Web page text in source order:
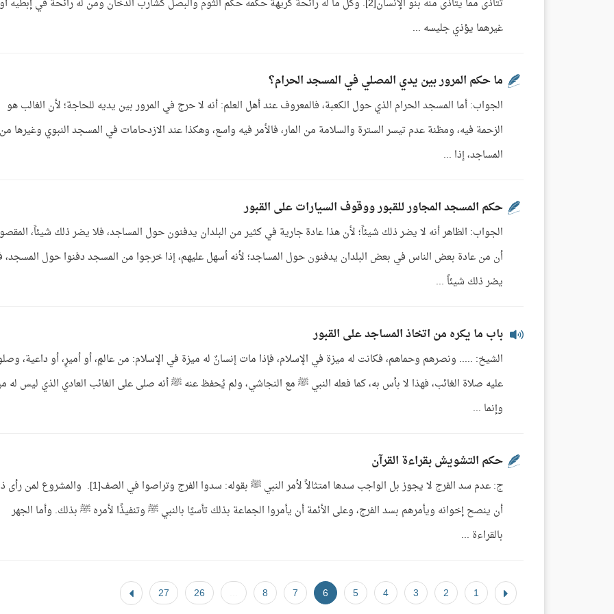
تتأذى مما يتأذى منه بنو الإنسان[2]. وكل ما له رائحة كريهة حكمه حكم الثوم والبصل كشارب الدخان ومن له رائحة في إبطيه أو
غيرهما يؤذي جليسه ...
ما حكم المرور بين يدي المصلي في المسجد الحرام؟
الجواب: أما المسجد الحرام الذي حول الكعبة، فالمعروف عند أهل العلم: أنه لا حرج في المرور بين يديه للحاجة؛ لأن الغالب هو
الزحمة فيه، ومظنة عدم تيسر السترة والسلامة من المار، فالأمر فيه واسع، وهكذا عند الازدحامات في المسجد النبوي وغيرها من
المساجد، إذا ...
حكم المسجد المجاور للقبور ووقوف السيارات على القبور
الجواب: الظاهر أنه لا يضر ذلك شيئاً؛ لأن هذا عادة جارية في كثير من البلدان يدفنون حول المساجد، فلا يضر ذلك شيئاً،
أن من عادة بعض الناس في بعض البلدان يدفنون حول المساجد؛ لأنه أسهل عليهم، إذا خرجوا من المسجد دفنوا حول المسجد،
يضر ذلك شيئاً ...
باب ما يكره من اتخاذ المساجد على القبور
الشيخ: ..... ونصرهم وحماهم، فكانت له ميزة في الإسلام، فإذا مات إنسانٌ له ميزة في الإسلام: من عالمٍ، أو أميرٍ، أو داعية،
عليه صلاة الغائب، فهذا لا بأس به، كما فعله النبي ﷺ مع النجاشي، ولم يُحفظ عنه ﷺ أنه صلى على الغائب العادي الذي ليس له
وإنما ...
حكم التشويش بقراءة القرآن
ج: عدم سد الفرج لا يجوز بل الواجب سدها امتثالاً لأمر النبي ﷺ بقوله: سدوا الفرج وتراصوا في الصف[1].
أن ينصح إخوانه ويأمرهم بسد الفرج، وعلى الأئمة أن يأمروا الجماعة بذلك تأسيًا بالنبي ﷺ وتنفيذًا لأمره ﷺ بذلك. وأما الجهر
بالقراءة ...
1
2
3
4
5
6
7
8
26
27